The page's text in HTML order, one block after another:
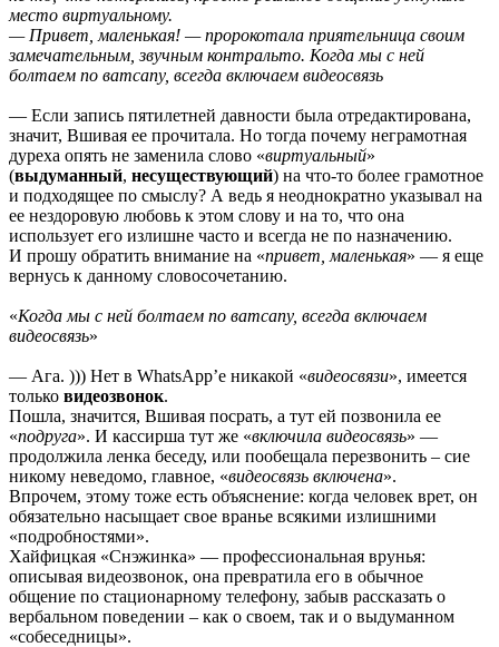
место виртуальному.
— Привет, маленькая! — пророкотала приятельница своим
замечательным, звучным контральто. Когда мы с ней
болтаем по ватсапу, всегда включаем видеосвязь
— Если запись пятилетней давности была отредактирована,
значит, Вшивая ее прочитала. Но тогда почему неграмотная
дуреха опять не заменила слово «виртуальный»
(выдуманный, несуществующий) на что-то более грамотное
и подходящее по смыслу? А ведь я неоднократно указывал на
ее нездоровую любовь к этом слову и на то, что она
использует его излишне часто и всегда не по назначению.
И прошу обратить внимание на «привет, маленькая» — я еще
вернусь к данному словосочетанию.
«Когда мы с ней болтаем по ватсапу, всегда включаем
видеосвязь»
— Ага. ))) Нет в WhatsApp’е никакой «видеосвязи», имеется
только видеозвонок.
Пошла, значится, Вшивая посрать, а тут ей позвонила ее
«подруга». И кассирша тут же «включила видеосвязь» —
продолжила ленка беседу, или пообещала перезвонить – сие
никому неведомо, главное, «видеосвязь включена».
Впрочем, этому тоже есть объяснение: когда человек врет, он
обязательно насыщает свое вранье всякими излишними
«подробностями».
Хайфицкая «Снэжинка» — профессиональная врунья:
описывая видеозвонок, она превратила его в обычное
общение по стационарному телефону, забыв рассказать о
вербальном поведении – как о своем, так и о выдуманном
«собеседницы».